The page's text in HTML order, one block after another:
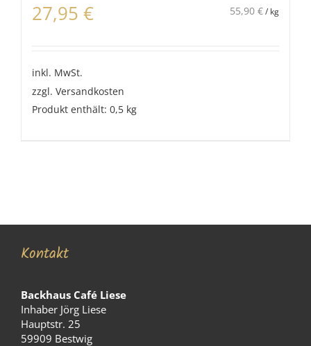
27,95 € 55,90 €/ kg
inkl. MwSt.
zzgl. Versandkosten
Produkt enthält: 0,5 kg
Kontakt
Backhaus Café Liese
Inhaber Jörg Liese
Hauptstr. 25
59909 Bestwig